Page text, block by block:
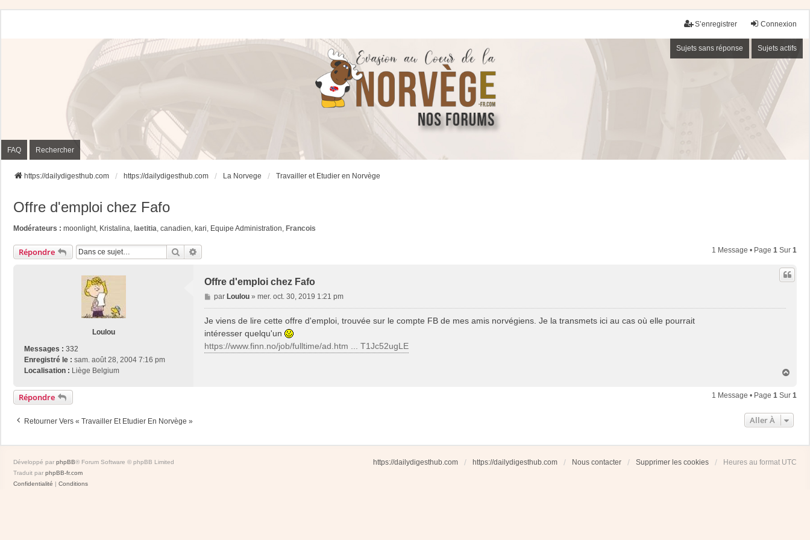
Connexion
S’enregistrer
Sujets sans réponse Sujets actifs
FAQ Rechercher
https://dailydigesthub.com https://dailydigesthub.com La Norvege Travailler et Etudier en Norvège
Offre d'emploi chez Fafo
Modérateurs : moonlight, Kristalina, laetitia, canadien, kari, Equipe Administration, Francois
Répondre Rechercher 1 Message • Page 1 Sur 1
Loulou
Messages : 332
Enregistré le : sam. août 28, 2004 7:16 pm
Localisation : Liège Belgium
Offre d'emploi chez Fafo
M
e
a
g
par Loulou» mer. oct. 30, 2019 1:21 pm
Je viens de lire cette offre d'emploi, trouvée sur le compte FB de mes amis norvégiens. Je la transmets ici au cas où elle pourrait
intéresser quelqu'un
https://www.finn.no/job/fulltime/ad.htm ... T1Jc52ugLE
u
t
Répondre 1 Message • Page 1 Sur 1
Retourner Vers « Travailler Et Etudier En Norvège » Aller À
https://dailydigesthub.com https://dailydigesthub.com Nous contacter Supprimer les cookies Heures au format UTC
Développé par phpBB® Forum Software © phpBB Limited
Traduit par phpBB-fr.com
Confidentialité | Conditions